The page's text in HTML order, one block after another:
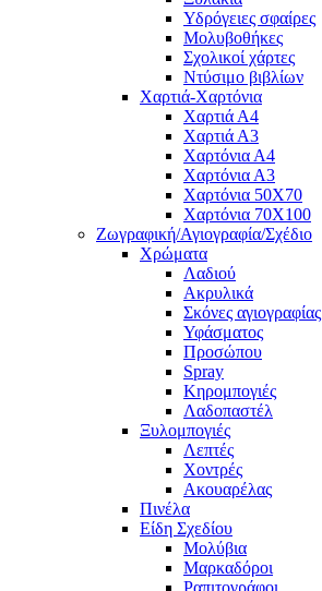
Υδρόγειες σφαίρες
Μολυβοθήκες
Σχολικοί χάρτες
Ντύσιμο βιβλίων
Χαρτιά-Χαρτόνια
Χαρτιά Α4
Χαρτιά Α3
Χαρτόνια Α4
Χαρτόνια Α3
Χαρτόνια 50Χ70
Χαρτόνια 70Χ100
Ζωγραφική/Αγιογραφία/Σχέδιο
Χρώματα
Λαδιού
Ακρυλικά
Σκόνες αγιογραφίας
Υφάσματος
Προσώπου
Spray
Κηρομπογιές
Λαδοπαστέλ
Ξυλομπογιές
Λεπτές
Χοντρές
Ακουαρέλας
Πινέλα
Είδη Σχεδίου
Μολύβια
Μαρκαδόροι
Ραπιτογράφοι